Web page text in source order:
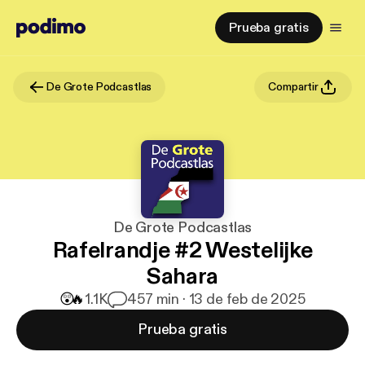
Prueba gratis
De Grote Podcastlas Compartir
De Grote Podcastlas
Rafelrandje #2 Westelijke
Sahara
😲🔥1.1K 457 min · 13 de feb de 2025
Prueba gratis